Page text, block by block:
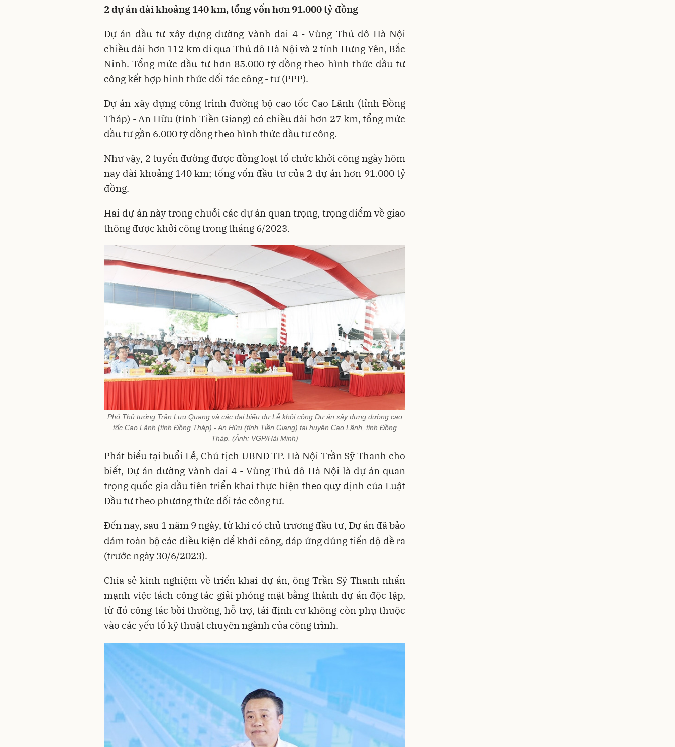
2 dự án dài khoảng 140 km, tổng vốn hơn 91.000 tỷ đồng
Dự án đầu tư xây dựng đường Vành đai 4 - Vùng Thủ đô Hà Nội
chiều dài hơn 112 km đi qua Thủ đô Hà Nội và 2 tỉnh Hưng Yên, Bắc
Ninh. Tổng mức đầu tư hơn 85.000 tỷ đồng theo hình thức đầu tư
công kết hợp hình thức đối tác công - tư (PPP).
Dự án xây dựng công trình đường bộ cao tốc Cao Lãnh (tỉnh Đồng
Tháp) - An Hữu (tỉnh Tiền Giang) có chiều dài hơn 27 km, tổng mức
đầu tư gần 6.000 tỷ đồng theo hình thức đầu tư công.
Như vậy, 2 tuyến đường được đồng loạt tổ chức khởi công ngày hôm
nay dài khoảng 140 km; tổng vốn đầu tư của 2 dự án hơn 91.000 tỷ
đồng.
Hai dự án này trong chuỗi các dự án quan trọng, trọng điểm về giao
thông được khởi công trong tháng 6/2023.
Phó Thủ tướng Trần Lưu Quang và các đại biểu dự Lễ khởi công Dự án xây dựng đường cao
tốc Cao Lãnh (tỉnh Đồng Tháp) - An Hữu (tỉnh Tiền Giang) tại huyện Cao Lãnh, tỉnh Đồng
Tháp. (Ảnh: VGP/Hải Minh)
Phát biểu tại buổi Lễ, Chủ tịch UBND TP. Hà Nội Trần Sỹ Thanh cho
biết, Dự án đường Vành đai 4 - Vùng Thủ đô Hà Nội là dự án quan
trọng quốc gia đầu tiên triển khai thực hiện theo quy định của Luật
Đầu tư theo phương thức đối tác công tư.
Đến nay, sau 1 năm 9 ngày, từ khi có chủ trương đầu tư, Dự án đã bảo
đảm toàn bộ các điều kiện để khởi công, đáp ứng đúng tiến độ đề ra
(trước ngày 30/6/2023).
Chia sẻ kinh nghiệm về triển khai dự án, ông Trần Sỹ Thanh nhấn
mạnh việc tách công tác giải phóng mặt bằng thành dự án độc lập,
từ đó công tác bồi thường, hỗ trợ, tái định cư không còn phụ thuộc
vào các yếu tố kỹ thuật chuyên ngành của công trình.